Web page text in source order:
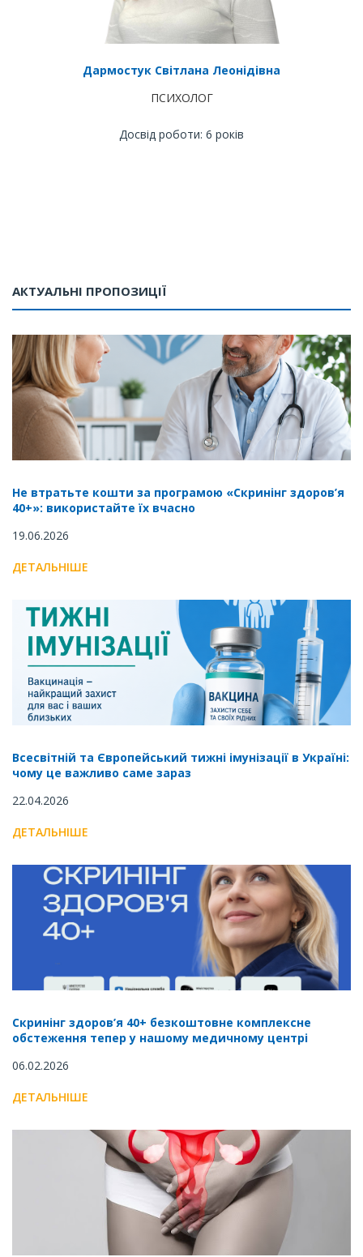
Дармостук Світлана Леонідівна
ПСИХОЛОГ
Досвід роботи: 6 років
АКТУАЛЬНІ ПРОПОЗИЦІЇ
Не втратьте кошти за програмою «Скринінг здоров’я
40+»: використайте їх вчасно
19.06.2026
ДЕТАЛЬНІШЕ
Всесвітній та Європейський тижні імунізації в Україні:
чому це важливо саме зараз
22.04.2026
ДЕТАЛЬНІШЕ
Скринінг здоров’я 40+ безкоштовне комплексне
обстеження тепер у нашому медичному центрі
06.02.2026
ДЕТАЛЬНІШЕ